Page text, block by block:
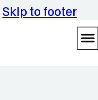
Skip to footer